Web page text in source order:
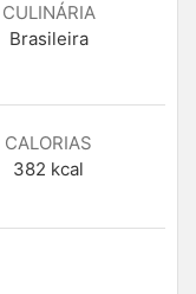
CULINÁRIA
Brasileira
CALORIAS
382 kcal